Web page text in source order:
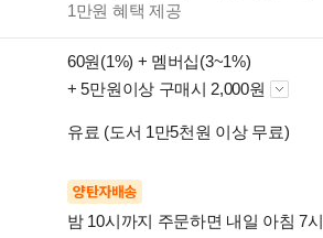
1만원 혜택 제공
60원(1%) + 멤버십(3~1%)
+ 5만원이상 구매시 2,000원
유료 (도서 1만5천원 이상 무료)
양탄자배송
밤 10시까지 주문하면 내일 아침 7시